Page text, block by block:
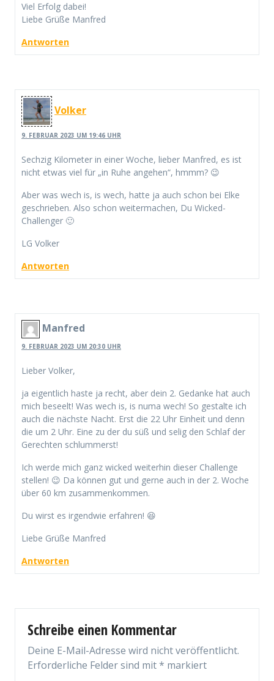
Viel Erfolg dabei!
Liebe Grüße Manfred
Antworten
Volker
9. FEBRUAR 2023 UM 19:46 UHR
Sechzig Kilometer in einer Woche, lieber Manfred, es ist
nicht etwas viel für „in Ruhe angehen“, hmmm? 😉
Aber was wech is, is wech, hatte ja auch schon bei Elke
geschrieben. Also schon weitermachen, Du Wicked-
Challenger 🙂
LG Volker
Antworten
Manfred
9. FEBRUAR 2023 UM 20:30 UHR
Lieber Volker,
ja eigentlich haste ja recht, aber dein 2. Gedanke hat auch
mich beseelt! Was wech is, is numa wech! So gestalte ich
auch die nächste Nacht. Erst die 22 Uhr Einheit und denn
die um 2 Uhr. Eine zu der du süß und selig den Schlaf der
Gerechten schlummerst!
Ich werde mich ganz wicked weiterhin dieser Challenge
stellen! 😉 Da können gut und gerne auch in der 2. Woche
über 60 km zusammenkommen.
Du wirst es irgendwie erfahren! 😆
Liebe Grüße Manfred
Antworten
Schreibe einen Kommentar
Deine E-Mail-Adresse wird nicht veröffentlicht.
Erforderliche Felder sind mit* markiert